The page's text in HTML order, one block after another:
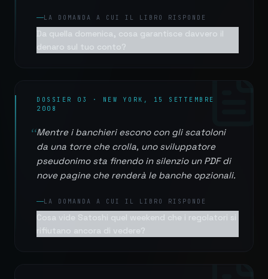
LA DOMANDA A CUI IL LIBRO RISPONDE
Da quella domenica, cosa garantisce davvero il
denaro sul tuo conto?
DOSSIER 03 · NEW YORK, 15 SETTEMBRE
2008
“Mentre i banchieri escono con gli scatoloni
da una torre che crolla, uno sviluppatore
pseudonimo sta finendo in silenzio un PDF di
nove pagine che renderà le banche opzionali.
LA DOMANDA A CUI IL LIBRO RISPONDE
Cosa vide Satoshi quel weekend che i regolatori si
rifiutano ancora di vedere?